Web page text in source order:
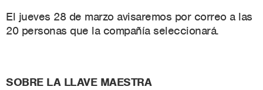
El jueves 28 de marzo avisaremos por correo a las
20 personas que la compañía seleccionará.
SOBRE LA LLAVE MAESTRA